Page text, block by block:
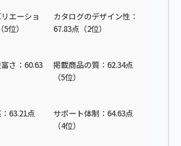
エーショ
位）
カタログのデザイン性：
67.83点（2位）
さ：60.63
掲載商品の質：62.34点
（5位）
63.21点
サポート体制：64.63点
（4位）